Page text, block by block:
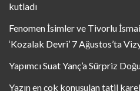
kutladı
Fenomen İsimler ve Tivorlu
‘Kozalak Devri’ 7 Ağustos’ta
Yapımcı Suat Yanç’a Sürpriz
Yazın en çok konuşulan tatil